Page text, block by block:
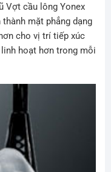
Vợt cầu lông Yonex
mặt phẳng dạng
cho vị trí tiếp xúc
hoạt hơn trong mỗi